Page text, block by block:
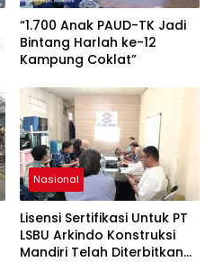
“1.700 Anak PAUD-TK Jadi
Bintang Harlah ke-12
Kampung Coklat”
Nasional
Lisensi Sertifikasi Untuk PT
LSBU Arkindo Konstruksi
Mandiri Telah Diterbitkan